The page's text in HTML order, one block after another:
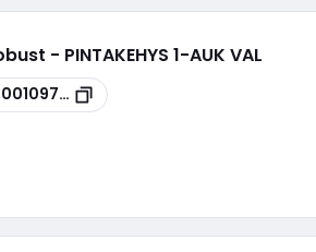
- PINTAKEHYS 1-AUK VAL